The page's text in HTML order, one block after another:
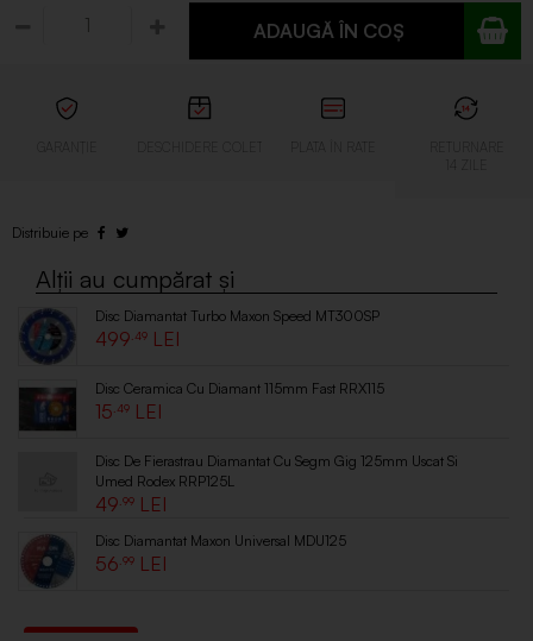
ADAUGĂ ÎN COȘ
Disc Diamantat Turbo Maxon Speed MT300SP
499 .49
Disc Ceramica Cu Diamant 115mm Fast RRX115
15 .49
Disc De Fierastrau Diamantat Cu Segm Gig 125mm Uscat Si
Umed Rodex RRP125L
49 .99
Disc Diamantat Maxon Universal MDU125
56 .99